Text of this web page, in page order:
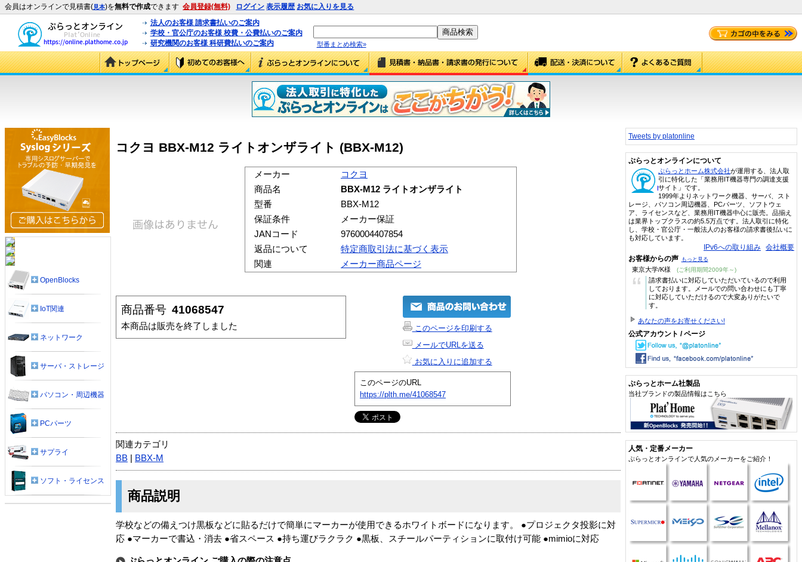
会員はオンラインで見積書(見本)を無料で作成できます 会員登録(無料) ログイン 表示履歴 お気に入りを見る
法人のお客様 請求書払いのご案内
学校・官公庁のお客様 校費・公費払いのご案内
研究機関のお客様 科研費払いのご案内
型番まとめ検索»
コクヨ BBX-M12 ライトオンザライト (BBX-M12)
メーカー
コクヨ
商品名
BBX-M12 ライトオンザライト
型番
BBX-M12
保証条件
メーカー保証
JANコード
9760004407854
返品について
特定商取引法に基づく表示
関連
メーカー商品ページ
商品番号 41068547
本商品は販売を終了しました
このページを印刷する
メールでURLを送る
お気に入りに追加する
このページのURL
https://plth.me/41068547
関連カテゴリ
BB
BBX-M
商品説明
学校などの備えつけ黒板などに貼るだけで簡単にマーカーが使用できるホワイトボードになります。 ●プロジェクタ投影に対
応 ●マーカーで書込・消去 ●省スペース ●持ち運びラクラク ●黒板、スチールパーティションに取付け可能 ●mimioに対応
OpenBlocks
IoT関連
ネットワーク
サーバ・ストレージ
パソコン・周辺機器
PCパーツ
サプライ
ソフト・ライセンス
Tweets by platonline
ぷらっとオンラインについて
ぷらっとホーム株式会社が運用する、法人取
引に特化した「業務用IT機器専門の調達支援
サイト」です。
1999年よりネットワーク機器、サーバ、スト
レージ、パソコン周辺機器、PCパーツ、ソフトウェ
ア、ライセンスなど、業務用IT機器中心に販売。品揃え
は業界トップクラスの約5.5万点です。法人取引に特化
し、学校・官公庁・一般法人のお客様の請求書後払いに
も対応しています。
IPv6への取り組み 会社概要
お客様からの声 もっと見る
東京大学/K様 (ご利用期間2009年～)
“
請求書払いに対応していただいているので利用
しております。メールでの問い合わせにも丁寧
に対応していただけるので大変ありがたいで
す。
あなたの声をお寄せください!
公式アカウント / ページ
ぷらっとホーム社製品
当社ブランドの製品情報はこちら
人気・定番メーカー
ぷらっとオンラインで人気のメーカーをご紹介！